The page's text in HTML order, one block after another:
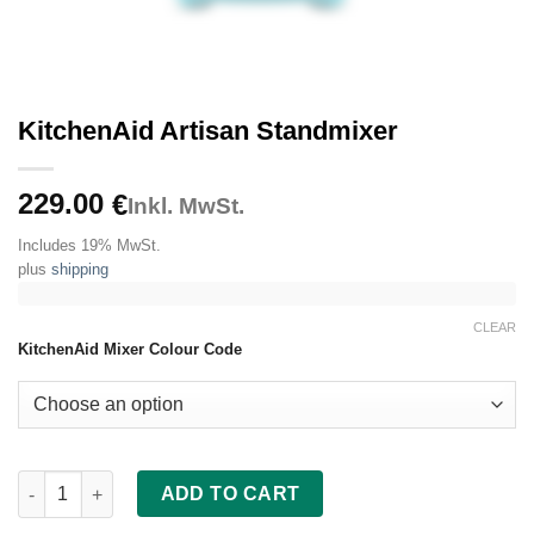
KitchenAid Artisan Standmixer
229.00 €Inkl. MwSt.
Includes 19% MwSt.
plus shipping
KitchenAid Mixer Colour Code
CLEAR
KitchenAid Artisan Standmixer quantity
ADD TO CART